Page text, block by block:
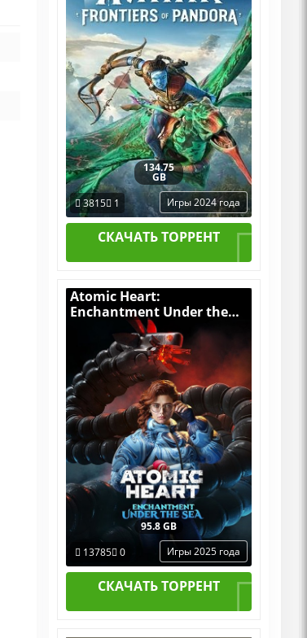
Пиратка Portable + All
DLCs
134.75
GB
3815
1 Игры 2024 года
СКАЧАТЬ ТОРРЕНТ
Atomic Heart:
Enchantment Under the
Sea (Чары Морских
Глубин) [RUS|ENG] (2025)
PC Пиратка Portable с
Русской озвучкой + ALL
DLCs
95.8 GB
13785 0 Игры 2025 года
СКАЧАТЬ ТОРРЕНТ